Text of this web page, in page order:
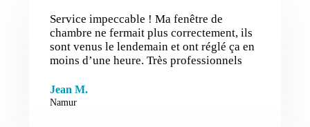
Service impeccable ! Ma fenêtre de
chambre ne fermait plus correctement, ils
sont venus le lendemain et ont réglé ça en
moins d’une heure. Très professionnels
Jean M.
Namur